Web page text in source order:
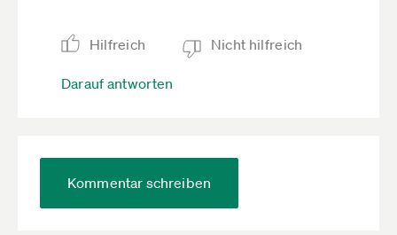
Hilfreich Nicht hilfreich
Darauf antworten
Kommentar schreiben